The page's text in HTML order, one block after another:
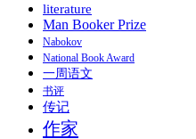
literature
Man Booker Prize
Nabokov
National Book Award
一周语文
书评
传记
作家